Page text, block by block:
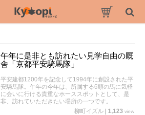
午年に是非とも訪れたい見学自由の厩
舎「京都平安騎馬隊」
平安建都1200年を記念して1994年に創設された平
安騎馬隊。午年の今年は、所属する6頭の馬に気軽
に会いに行ける貴重なホーススポットとして、是
非、訪れていただきたい場所の一つです。
柳町イズル
1,123 view